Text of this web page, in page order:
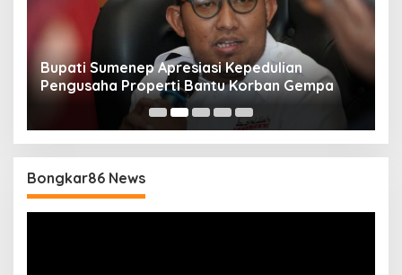
Bupati Sumenep Apresiasi Kepedulian
Pengusaha Properti Bantu Korban Gempa
Bongkar86 News